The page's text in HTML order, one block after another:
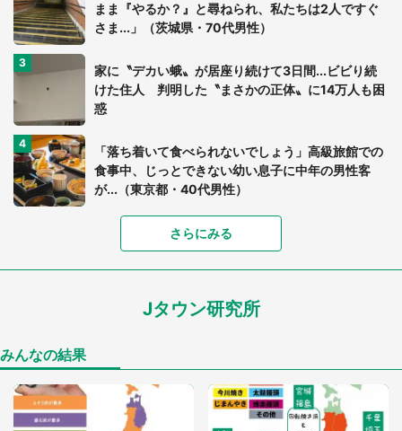
まま『やるか？』と尋ねられ、私たちは2人ですぐ
さま...」（茨城県・70代男性）
家に〝デカい蛾〟が居座り続けて3日間...ビビり続
けた住人 判明した〝まさかの正体〟に14万人も困
惑
「落ち着いて食べられないでしょう」高級旅館での
食事中、じっとできない幼い息子に中年の男性客
が...（東京都・40代男性）
「富豪すぎ」1歳息子の〝店頭駄々こね〟の内容に1.
7万人驚がく 「お菓子売り場ならまだしも...」「ハ
ードル高い」
「閉所恐怖症の私は新幹線で大パニック。隣席の青
「ゾワゾワする」「本当に気持ち悪い」 道端でバ
グっちゃってた〝野生の野菜〟に6.5万人戦慄
さらにみる
Jタウン研究所
みんなの結果